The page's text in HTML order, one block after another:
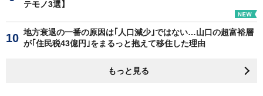
テモノ3選】
地方衰退の一番の原因は｢人口減少｣ではない…山口の超富裕層
が｢住民税43億円｣をまるっと抱えて移住した理由
もっと見る